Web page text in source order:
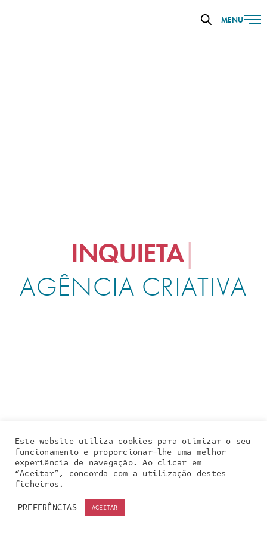
MENU
INQUIETA|
AGÊNCIA CRIATIVA
ASSESSORIA DE
Museu do Douro
Este website utiliza cookies para otimizar o seu
funcionamento e proporcionar-lhe uma melhor
experiência de navegação. Ao clicar em
“Aceitar”, concorda com a utilização destes
ficheiros.
PREFERÊNCIAS
ACEITAR
Our site uses cookies. Learn more about our use of
cookies:cookie policy
ACCEPT